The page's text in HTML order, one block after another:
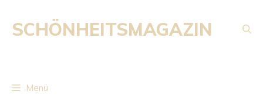
Inhalt
springen
SCHÖNHEITSMAGAZIN
Menü